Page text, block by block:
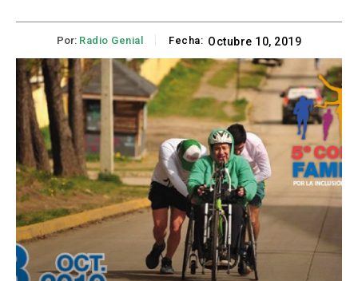
Por: Radio Genial Fecha: Octubre 10, 2019